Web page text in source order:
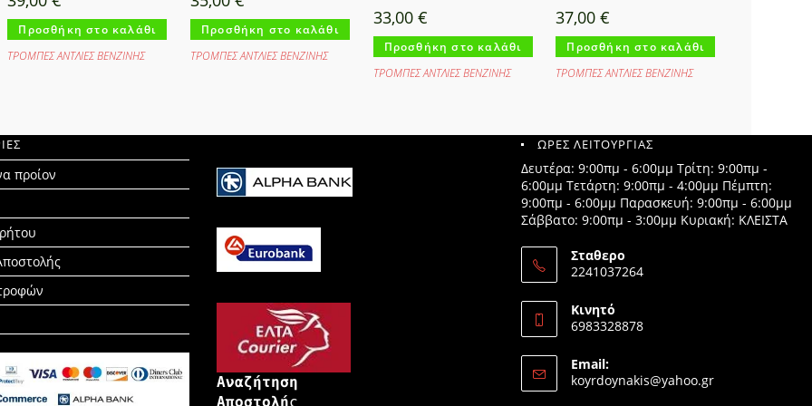
Προσθήκη στο καλάθι
ΤΡΟΜΠΕΣ ΑΝΤΛΙΕΣ ΒΕΝΖΙΝΗΣ
Προσθήκη στο καλάθι
ΤΡΟΜΠΕΣ ΑΝΤΛΙΕΣ ΒΕΝΖΙΝΗΣ
33,00 €
Προσθήκη στο καλάθι
ΤΡΟΜΠΕΣ ΑΝΤΛΙΕΣ ΒΕΝΖΙΝΗΣ
37,00€
Προσθήκη στο καλάθι
ΤΡΟΜΠΕΣ ΑΝΤΛΙΕΣ ΒΕΝΖΙΝΗΣ
προίον
Αναζήτηση
Αποστολής
ΩΡΕΣ ΛΕΙΤΟΥΡΓΙΑΣ
Δευτέρα: 9:00πμ - 6:00μμ Τρίτη: 9:00πμ -
6:00μμ Τετάρτη: 9:00πμ - 4:00μμ Πέμπτη:
9:00πμ - 6:00μμ Παρασκευή: 9:00πμ - 6:00μμ
Σάββατο: 9:00πμ - 3:00μμ Κυριακή: ΚΛΕΙΣΤΑ
Σταθερο
2241037264
in
your
Κινητό
6983328878
in
your
Email:
koyrdoynakis@yahoo.grOpens